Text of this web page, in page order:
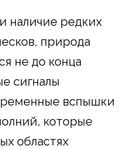
наличие редких
природа
не до конца
сигналы
вспышки
которые
областях